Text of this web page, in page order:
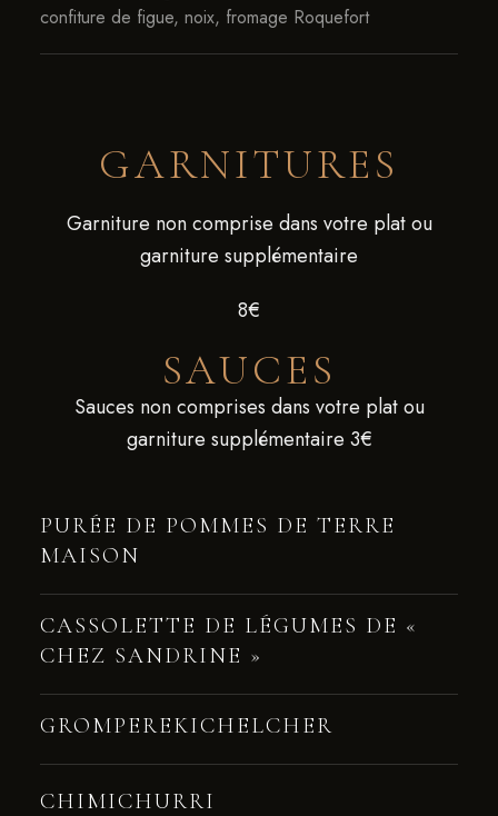
confiture de figue, noix, fromage Roquefort
GARNITURES
Garniture non comprise dans votre plat ou
garniture supplémentaire
8€
SAUCES
Sauces non comprises dans votre plat ou
garniture supplémentaire 3€
PURÉE DE POMMES DE TERRE
MAISON
CASSOLETTE DE LÉGUMES DE «
CHEZ SANDRINE »
GROMPEREKICHELCHER
CHIMICHURRI